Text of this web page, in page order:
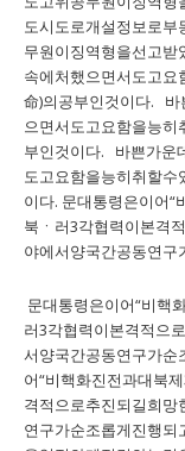
도시도로개설정보로
무원이징역형을선고
속에처했으면서도고
命)의공부인것이다. 바
으면서도고요함을능히
부인것이다. 바쁜가운
도고요함을능히취할수
이다. 문대통령은이어“
북ㆍ러3각협력이본격
야에서양국간공동연구
문대통령은이어“비핵
러3각협력이본격적으
서양국간공동연구가순
어“비핵화진전과대북
격적으로추진되길희망
연구가순조롭게진행되